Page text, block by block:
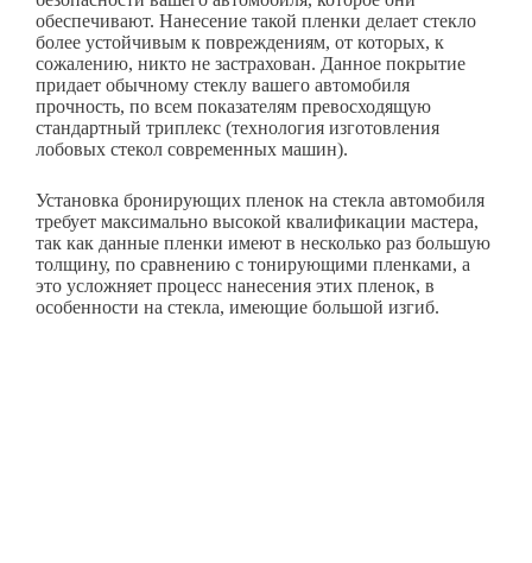
обеспечивают. Нанесение такой пленки делает стекло
более устойчивым к повреждениям, от которых, к
сожалению, никто не застрахован. Данное покрытие
придает обычному стеклу вашего автомобиля
прочность, по всем показателям превосходящую
стандартный триплекс (технология изготовления
лобовых стекол современных машин).
Установка бронирующих пленок на стекла автомобиля
требует максимально высокой квалификации мастера,
так как данные пленки имеют в несколько раз большую
толщину, по сравнению с тонирующими пленками, а
это усложняет процесс нанесения этих пленок, в
особенности на стекла, имеющие большой изгиб.